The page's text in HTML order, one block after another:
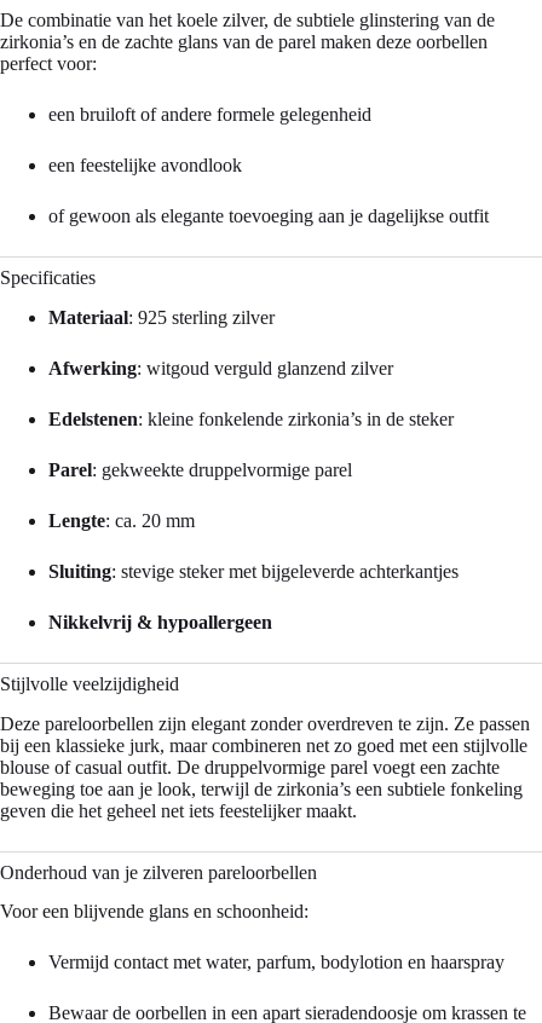
De combinatie van het koele zilver, de subtiele glinstering van de
zirkonia’s en de zachte glans van de parel maken deze oorbellen
perfect voor:
een bruiloft of andere formele gelegenheid
een feestelijke avondlook
of gewoon als elegante toevoeging aan je dagelijkse outfit
Specificaties
Materiaal: 925 sterling zilver
Afwerking: witgoud verguld glanzend zilver
Edelstenen: kleine fonkelende zirkonia’s in de steker
Parel: gekweekte druppelvormige parel
Lengte: ca. 20 mm
Sluiting: stevige steker met bijgeleverde achterkantjes
Nikkelvrij & hypoallergeen
Stijlvolle veelzijdigheid
Deze pareloorbellen zijn elegant zonder overdreven te zijn. Ze passen
bij een klassieke jurk, maar combineren net zo goed met een stijlvolle
blouse of casual outfit. De druppelvormige parel voegt een zachte
beweging toe aan je look, terwijl de zirkonia’s een subtiele fonkeling
geven die het geheel net iets feestelijker maakt.
Onderhoud van je zilveren pareloorbellen
Voor een blijvende glans en schoonheid:
Vermijd contact met water, parfum, bodylotion en haarspray
Bewaar de oorbellen in een apart sieradendoosje om krassen te